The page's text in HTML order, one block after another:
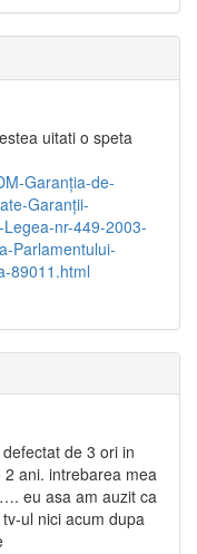
uitati o speta
Garanţia-de-
Garanţii-
nr-449-2003-
Parlamentului-
89011.html
de 3 ori in
ani. intrebarea mea
eu asa am auzit ca
ul nici acum dupa